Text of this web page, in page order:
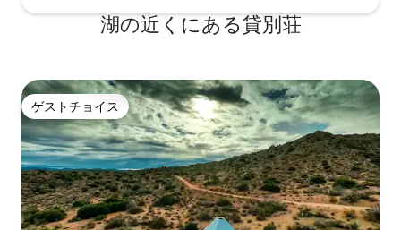
ィです。 自然の中でボヘミアンで、とて
もリラックスになっています。 ニューポ
ク先にあります。 多くのブティックで食
事をしたり飲んだり、ジョップを食べた
り飲んだりするのに最適な場所がありま
す。 OBに滞在する最高の部分は、ここで
車を本当に必要としないことです。空港
からビーチコテージまでUberで15ドル未
満、またはタクシー、UberまたはLyftで
もう少し（私たちのビーチコテージに
15〜20ドル）
湖の近くにある貸別荘
ゲストチョイス
ゲストチョイス